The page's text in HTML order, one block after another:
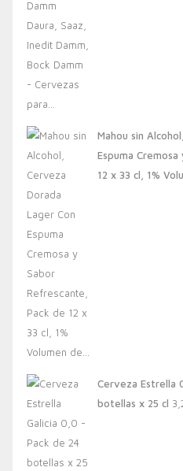
Mahou sin
Espuma
12 x 33 cl, 1%
Cerveza Estrella
botellas x 25 cl